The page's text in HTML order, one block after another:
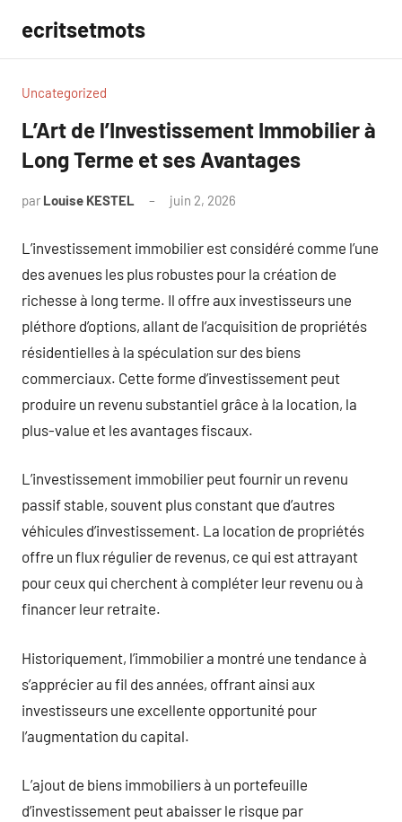
contenu
ecritsetmots
Uncategorized
L’Art de l’Investissement Immobilier à
Long Terme et ses Avantages
par Louise KESTEL juin 2, 2026
L’investissement immobilier est considéré comme l’une
des avenues les plus robustes pour la création de
richesse à long terme. Il offre aux investisseurs une
pléthore d’options, allant de l’acquisition de propriétés
résidentielles à la spéculation sur des biens
commerciaux. Cette forme d’investissement peut
produire un revenu substantiel grâce à la location, la
plus-value et les avantages fiscaux.
L’investissement immobilier peut fournir un revenu
passif stable, souvent plus constant que d’autres
véhicules d’investissement. La location de propriétés
offre un flux régulier de revenus, ce qui est attrayant
pour ceux qui cherchent à compléter leur revenu ou à
financer leur retraite.
Historiquement, l’immobilier a montré une tendance à
s’apprécier au fil des années, offrant ainsi aux
investisseurs une excellente opportunité pour
l’augmentation du capital.
L’ajout de biens immobiliers à un portefeuille
d’investissement peut abaisser le risque par